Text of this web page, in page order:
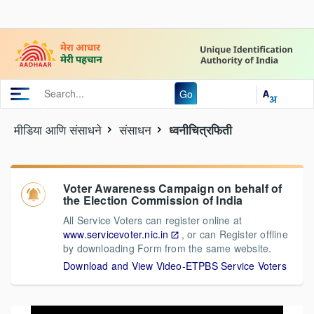
Go
मीडिया आणि संसाधने संसाधन ध्वनीचित्रफिती
Voter Awareness Campaign on behalf of
the Election Commission of India
All Service Voters can register online at
www.servicevoter.nic.in
, or can Register offline
by downloading Form from the same website.
Download and View Video-ETPBS Service Voters